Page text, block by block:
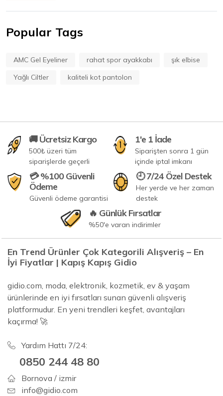
Popular Tags
AMC Gel Eyeliner rahat spor ayakkabı
şık elbise
Yağlı Ciltler
kaliteli kot pantolon
🚚 Ücretsiz Kargo
500₺ üzeri tüm
siparişlerde geçerli
1'e 1 İade
Siparişten sonra 1 gün
içinde iptal imkanı
💳 %100 Güvenli
Ödeme
Güvenli ödeme garantisi
🕘 7/24 Özel Destek
Her yerde ve her zaman
destek
🔥 Günlük Fırsatlar
%50'e varan indirimler
En Trend Ürünler Çok Kategorili Alışveriş – En
İyi Fiyatlar | Kapış Kapış Gidio
gidio.com, moda, elektronik, kozmetik, ev & yaşam
ürünlerinde en iyi fırsatları sunan güvenli alışveriş
platformudur. En yeni trendleri keşfet, avantajları
kaçırma! 🚀
Yardım Hattı 7/24:
0850 244 48 80
Bornova / izmir
info@gidio.com